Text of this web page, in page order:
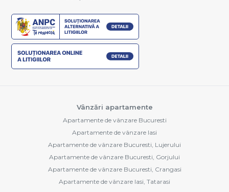
Vânzări apartamente
Apartamente de vânzare Bucuresti
Apartamente de vânzare Iasi
Apartamente de vânzare Bucuresti, Lujerului
Apartamente de vânzare Bucuresti, Gorjului
Apartamente de vânzare Bucuresti, Crangasi
Apartamente de vânzare Iasi, Tatarasi